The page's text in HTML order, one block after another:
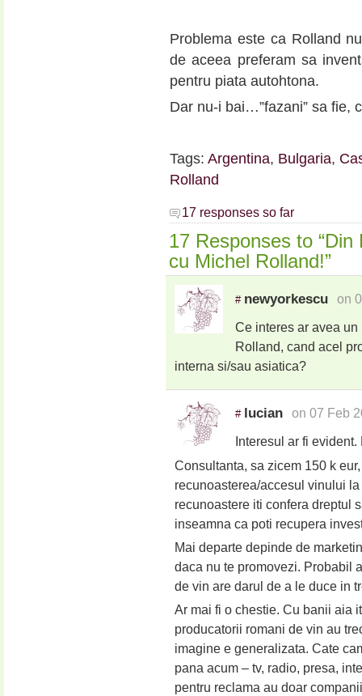
Problema este ca Rolland
de aceea preferam sa
pentru piata autohtona.
Dar nu-i bai…”fazani” sa fie,
Tags: Argentina, Bulgaria,
Rolland
17 responses so far
17 Responses to
cu Michel Rolland!”
# newyorkescu on
Ce interes ar avea
Rolland, cand acel
interna si/sau asiatica?
# lucian on 07 Feb
Interesul ar fi
Consultanta, sa zicem 150 k
recunoasterea/accesul vinului
recunoastere iti confera dreptul
inseamna ca poti recupera
Mai departe depinde de
daca nu te promovezi. Probabil
de vin are darul de a le duce in
Ar mai fi o chestie. Cu banii aia
producatorii romani de vin au
imagine e generalizata. Cate
pana acum – tv, radio, presa,
pentru reclama au doar